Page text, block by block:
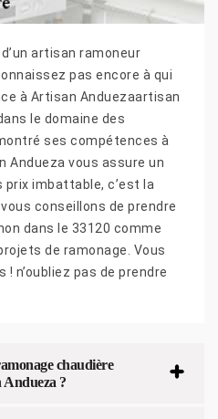
artisan ramoneur
pas encore à qui
à Artisan Anduezaartisan
le domaine des
ses compétences à
Andueza vous assure un
imbattable, c’est la
conseillons de prendre
dans le 33120 comme
de ramonage. Vous
n’oubliez pas de prendre
chaudière
Andueza ?